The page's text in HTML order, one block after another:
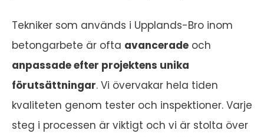
Tekniker som används i Upplands-Bro inom
betongarbete är ofta avancerade och
anpassade efter projektens unika
förutsättningar. Vi övervakar hela tiden
kvaliteten genom tester och inspektioner. Varje
steg i processen är viktigt och vi är stolta över